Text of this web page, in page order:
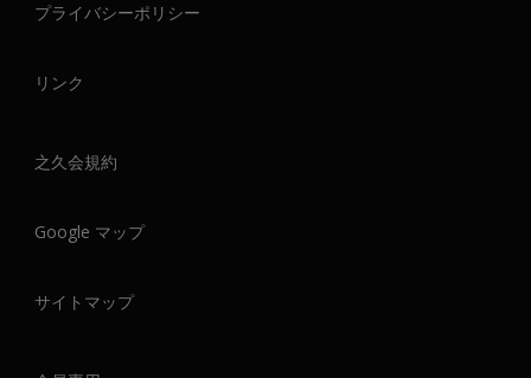
プライバシーポリシー
リンク
之久会規約
Google マップ
サイトマップ